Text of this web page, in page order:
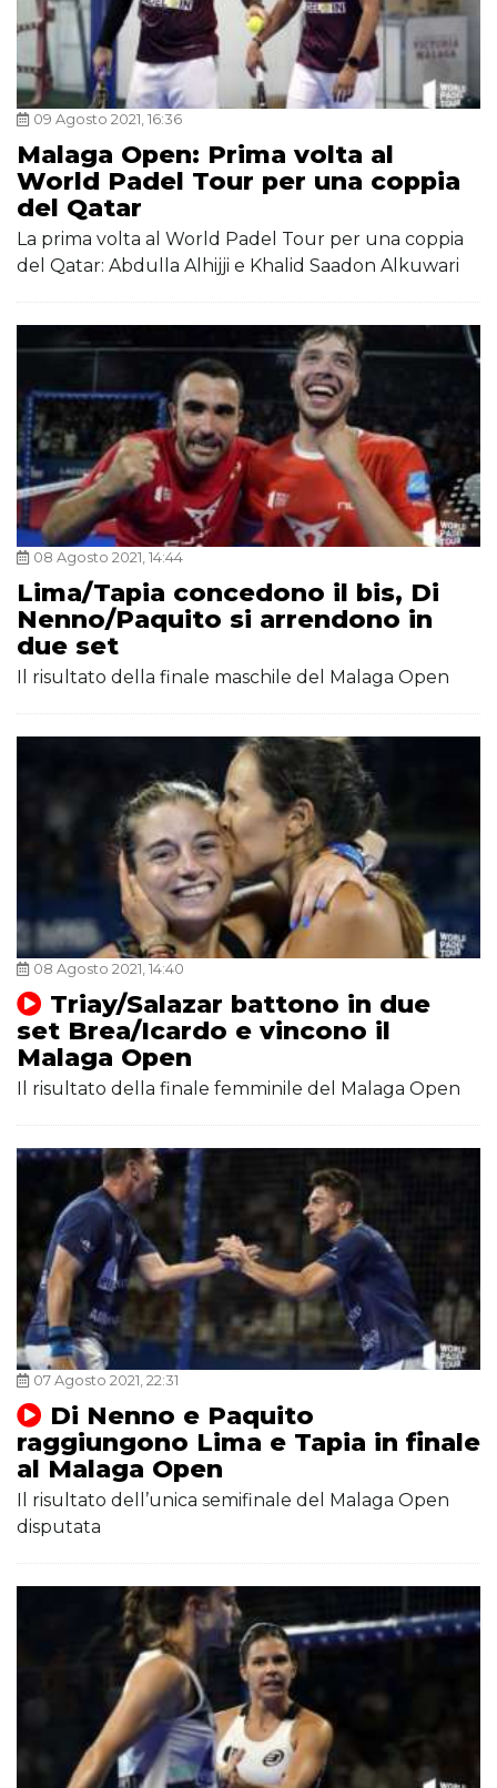
09 Agosto 2021, 16:36
Malaga Open: Prima volta al
World Padel Tour per una coppia
del Qatar
La prima volta al World Padel Tour per una coppia
del Qatar: Abdulla Alhijji e Khalid Saadon Alkuwari
08 Agosto 2021, 14:44
Lima/Tapia concedono il bis, Di
Nenno/Paquito si arrendono in
due set
Il risultato della finale maschile del Malaga Open
08 Agosto 2021, 14:40
Triay/Salazar battono in due
set Brea/Icardo e vincono il
Malaga Open
Il risultato della finale femminile del Malaga Open
07 Agosto 2021, 22:31
Di Nenno e Paquito
raggiungono Lima e Tapia in finale
al Malaga Open
Il risultato dell’unica semifinale del Malaga Open
disputata